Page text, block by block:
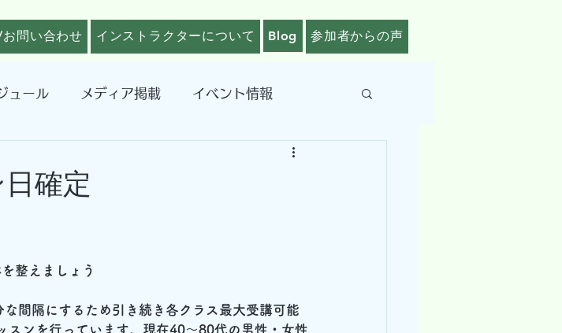
問い合わせ インストラクターについて Blog 参加者からの声
ュール メディア掲載 イベント情報
確定
整えましょう
間隔にするため引き続き各クラス最大受講可能
スンを行っています。現在40～80代の男性・女性